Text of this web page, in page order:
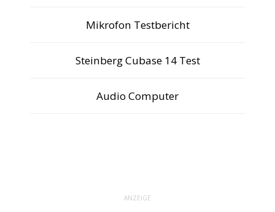
Mikrofon Testbericht
Steinberg Cubase 14 Test
Audio Computer
ANZEIGE